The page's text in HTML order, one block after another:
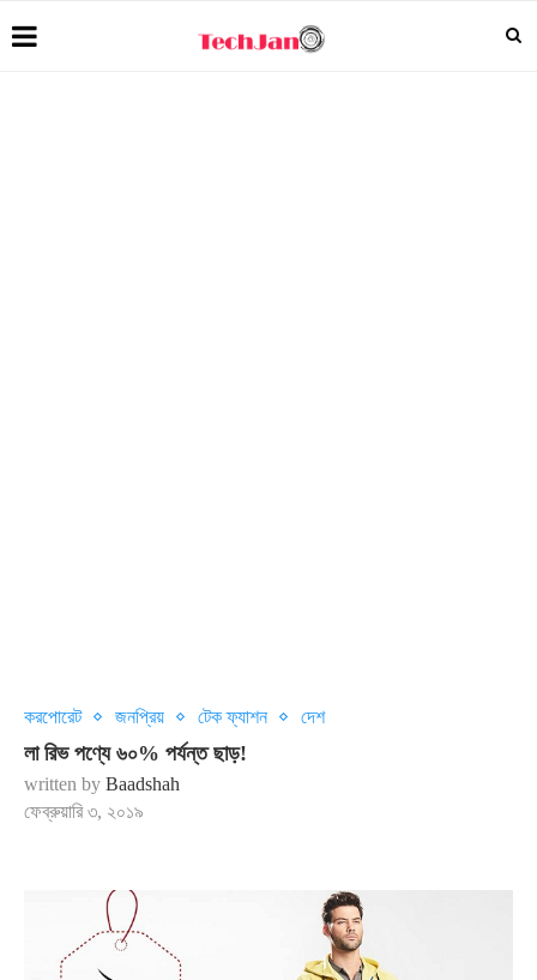
করপোরেট জনপ্রিয় টেক ফ্যাশন দেশ
লা রিভ পণ্যে ৬০% পর্যন্ত ছাড়!
written by Baadshah
ফেব্রুয়ারি ৩, ২০১৯